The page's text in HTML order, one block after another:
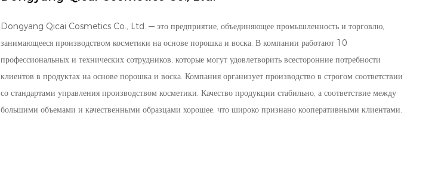
Dongyang Qicai Cosmetics Co., Ltd. — это предприятие, объединяющее промышленность и торговлю,
занимающееся производством косметики на основе порошка и воска. В компании работают 10
профессиональных и технических сотрудников, которые могут удовлетворить всесторонние потребности
клиентов в продуктах на основе порошка и воска. Компания организует производство в строгом соответствии
со стандартами управления производством косметики. Качество продукции стабильно, а соответствие между
большими объемами и качественными образцами хорошее, что широко признано кооперативными клиентами.